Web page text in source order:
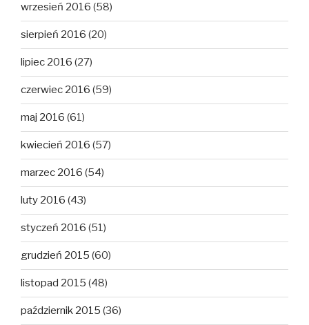
wrzesień 2016 (58)
sierpień 2016 (20)
lipiec 2016 (27)
czerwiec 2016 (59)
maj 2016 (61)
kwiecień 2016 (57)
marzec 2016 (54)
luty 2016 (43)
styczeń 2016 (51)
grudzień 2015 (60)
listopad 2015 (48)
październik 2015 (36)